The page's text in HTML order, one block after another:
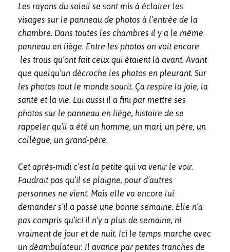
Les rayons du soleil se sont mis à éclairer les
visages sur le panneau de photos à l’entrée de la
chambre. Dans toutes les chambres il y a le même
panneau en liège. Entre les photos on voit encore
les trous qu’ont fait ceux qui étaient là avant. Avant
que quelqu’un décroche les photos en pleurant. Sur
les photos tout le monde sourit. Ça respire la joie, la
santé et la vie. Lui aussi il a fini par mettre ses
photos sur le panneau en liège, histoire de se
rappeler qu’il a été un homme, un mari, un père, un
collègue, un grand-père.
Cet après-midi c’est la petite qui va venir le voir.
Faudrait pas qu’il se plaigne, pour d’autres
personnes ne vient. Mais elle va encore lui
demander s’il a passé une bonne semaine. Elle n’a
pas compris qu’ici il n’y a plus de semaine, ni
vraiment de jour et de nuit. Ici le temps marche avec
un déambulateur. Il avance par petites tranches de